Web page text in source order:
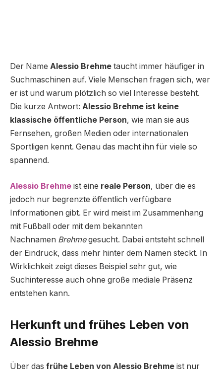
Der Name Alessio Brehme taucht immer häufiger in
Suchmaschinen auf. Viele Menschen fragen sich, wer
er ist und warum plötzlich so viel Interesse besteht.
Die kurze Antwort: Alessio Brehme ist keine
klassische öffentliche Person, wie man sie aus
Fernsehen, großen Medien oder internationalen
Sportligen kennt. Genau das macht ihn für viele so
spannend.
Alessio Brehme ist eine reale Person, über die es
jedoch nur begrenzte öffentlich verfügbare
Informationen gibt. Er wird meist im Zusammenhang
mit Fußball oder mit dem bekannten
Nachnamen Brehmegesucht. Dabei entsteht schnell
der Eindruck, dass mehr hinter dem Namen steckt. In
Wirklichkeit zeigt dieses Beispiel sehr gut, wie
Suchinteresse auch ohne große mediale Präsenz
entstehen kann.
Herkunft und frühes Leben von
Alessio Brehme
Über das frühe Leben von Alessio Brehme ist nur